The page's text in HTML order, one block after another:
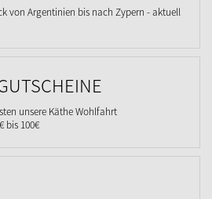
von Argentinien bis nach Zypern - aktuell
unsere Käthe Wohlfahrt
bis 100€